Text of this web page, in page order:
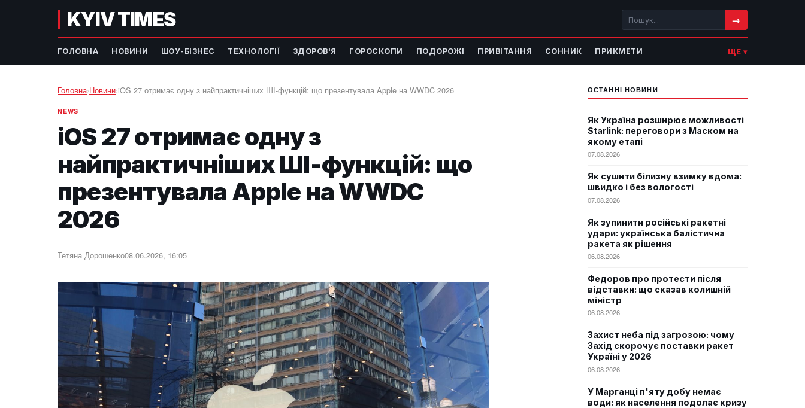
KYIV TIMES →
ГОЛОВНА НОВИНИ ШОУ-БІЗНЕС ТЕХНОЛОГІЇ ЗДОРОВ'Я ГОРОСКОПИ ПОДОРОЖІ ПРИВІТАННЯ СОННИК ПРИКМЕТИ ЩЕ ▾
Головна›Новини›iOS 27 отримає одну з найпрактичніших ШІ-функцій: що презентувала Apple на WWDC 2026
NEWS
iOS 27 отримає одну з
найпрактичніших ШІ-функцій: що
презентувала Apple на WWDC
2026
Тетяна Дорошенко08.06.2026, 16:05
ОСТАННІ НОВИНИ
Як Україна розширює можливості
Starlink: переговори з Маском на
якому етапі
07.08.2026
Як сушити білизну взимку вдома:
швидко і без вологості
07.08.2026
Як зупинити російські ракетні
удари: українська балістична
ракета як рішення
06.08.2026
Федоров про протести після
відставки: що сказав колишній
міністр
06.08.2026
Захист неба під загрозою: чому
Захід скорочує поставки ракет
Україні у 2026
06.08.2026
У Марганці п'яту добу немає
води: як населення подолає кризу